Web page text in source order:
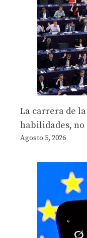
La carrera de
habilidades, no
Agosto 5, 2026